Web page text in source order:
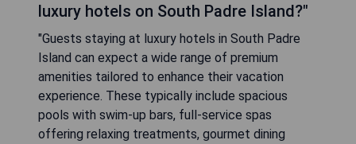
luxury hotels on South Padre Island?"
"Guests staying at luxury hotels in South Padre
Island can expect a wide range of premium
amenities tailored to enhance their vacation
experience. These typically include spacious
pools with swim-up bars, full-service spas
offering relaxing treatments, gourmet dining